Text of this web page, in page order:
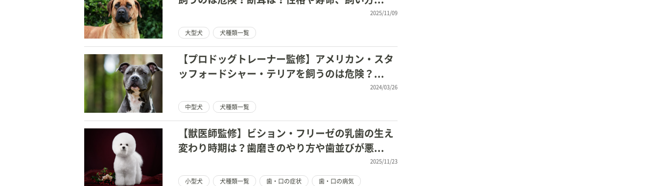
2025/11/09
大型犬 犬種類一覧
【プロドッグトレーナー監修】アメリカン・スタ
ッフォードシャー・テリアを飼うのは危険？...
2024/03/26
中型犬 犬種類一覧
【獣医師監修】ビション・フリーゼの乳歯の生え
変わり時期は？歯磨きのやり方や歯並びが悪...
2025/11/23
小型犬 犬種類一覧 歯・口の症状 歯・口の病気